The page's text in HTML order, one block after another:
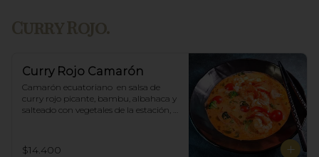
Curry Rojo.
Curry Rojo Camarón
Camarón ecuatoriano  en salsa de
curry rojo picante, bambu, albahaca y
salteado con vegetales de la estación,
$14.400